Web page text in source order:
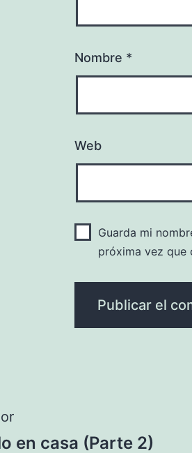
Nombre *
Web
Guarda mi
próxima vez que
en casa (Parte 2)